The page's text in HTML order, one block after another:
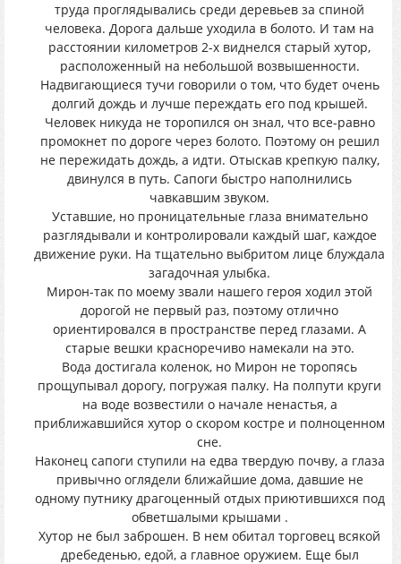
труда проглядывались среди деревьев за спиной
человека. Дорога дальше уходила в болото. И там на
расстоянии километров 2-х виднелся старый хутор,
расположенный на небольшой возвышенности.
Надвигающиеся тучи говорили о том, что будет очень
долгий дождь и лучше переждать его под крышей.
Человек никуда не торопился он знал, что все-равно
промокнет по дороге через болото. Поэтому он решил
не пережидать дождь, а идти. Отыскав крепкую палку,
двинулся в путь. Сапоги быстро наполнились
чавкавшим звуком.
Уставшие, но проницательные глаза внимательно
разглядывали и контролировали каждый шаг, каждое
движение руки. На тщательно выбритом лице блуждала
загадочная улыбка.
Мирон-так по моему звали нашего героя ходил этой
дорогой не первый раз, поэтому отлично
ориентировался в пространстве перед глазами. А
старые вешки красноречиво намекали на это.
Вода достигала коленок, но Мирон не торопясь
прощупывал дорогу, погружая палку. На полпути круги
на воде возвестили о начале ненастья, а
приближавшийся хутор о скором костре и полноценном
сне.
Наконец сапоги ступили на едва твердую почву, а глаза
привычно оглядели ближайшие дома, давшие не
одному путнику драгоценный отдых приютившихся под
обветшалыми крышами .
Хутор не был заброшен. В нем обитал торговец всякой
дребеденью, едой, а главное оружием. Еще был